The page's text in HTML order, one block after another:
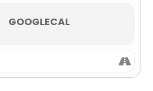
GOOGLECAL